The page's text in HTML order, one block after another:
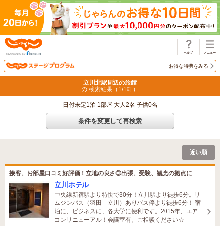
お得な特典をみる
立川北駅周辺の旅館
の 検索結果（ 1 /1 軒）
日付未定1泊 1部屋 大人2名 子供0名
条件を変更して再検索
近い順
接客、お部屋口コミ好評価！立地の良さ◎出張、受験、観光の拠点に
立川ホテル
中央線新宿駅より特快で30分！立川駅より徒歩6分。リ
ムジンバス（羽田－立川）ありバス停より徒歩6分！ 宿
泊に、ビジネスに、各大学に便利です。2015年、エア
コンリニューアル！会議室有。ご相談ください☆